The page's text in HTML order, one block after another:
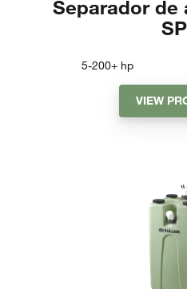
Separador de
5-200+ hp
VIEW